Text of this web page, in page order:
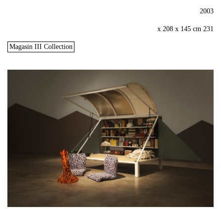
2003
231 x 208 x 145 cm
Magasin III Collection